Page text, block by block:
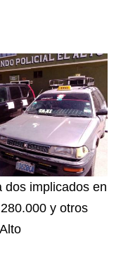
dos implicados en
y otros